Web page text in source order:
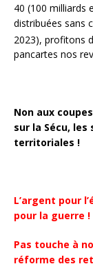
40 (100 milliards
distribuées sans
2023), profitons
pancartes nos
Non aux
sur la Sécu,
territoriales !
L’argent pour
pour la guerre !
Pas touche à
réforme des